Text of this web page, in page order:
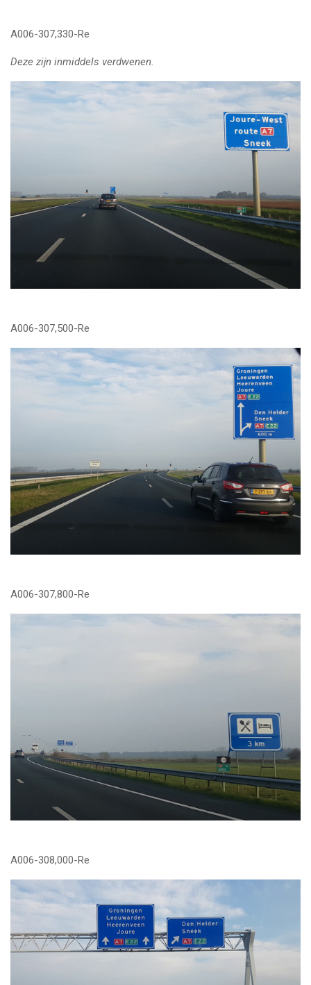
A006-307,330-Re
Deze zijn inmiddels verdwenen.
A006-307,500-Re
A006-307,800-Re
A006-308,000-Re